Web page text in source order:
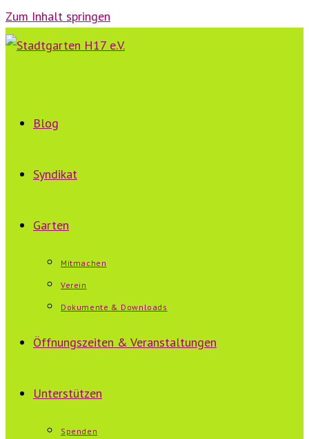
Zum Inhalt springen
Blog
Syndikat
Garten
Mitmachen
Verein
Dokumente & Downloads
Öffnungszeiten & Veranstaltungen
Unterstützen
Spenden